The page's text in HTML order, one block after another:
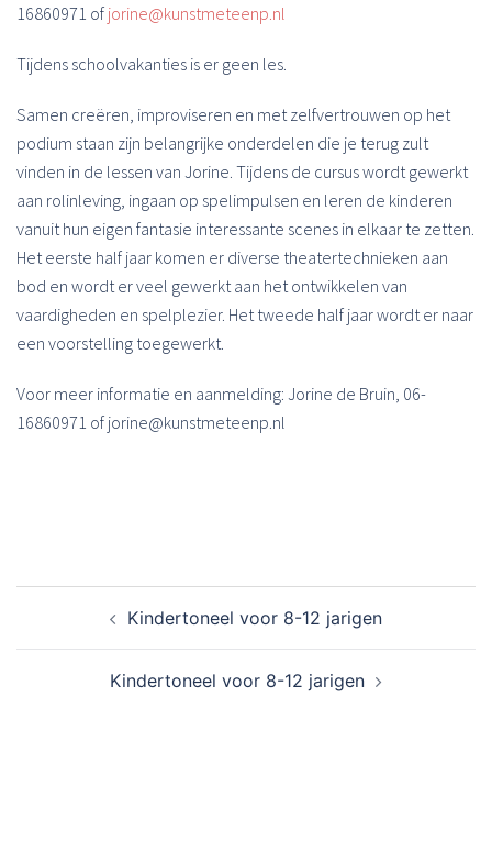
16860971 of jorine@kunstmeteenp.nl
Tijdens schoolvakanties is er geen les.
Samen creëren, improviseren en met zelfvertrouwen op het
podium staan zijn belangrijke onderdelen die je terug zult
vinden in de lessen van Jorine. Tijdens de cursus wordt gewerkt
aan rolinleving, ingaan op spelimpulsen en leren de kinderen
vanuit hun eigen fantasie interessante scenes in elkaar te zetten.
Het eerste half jaar komen er diverse theatertechnieken aan
bod en wordt er veel gewerkt aan het ontwikkelen van
vaardigheden en spelplezier. Het tweede half jaar wordt er naar
een voorstelling toegewerkt.
Voor meer informatie en aanmelding: Jorine de Bruin, 06-
16860971 of jorine@kunstmeteenp.nl
navigatie
Kindertoneel voor 8-12 jarigen
Kindertoneel voor 8-12 jarigen